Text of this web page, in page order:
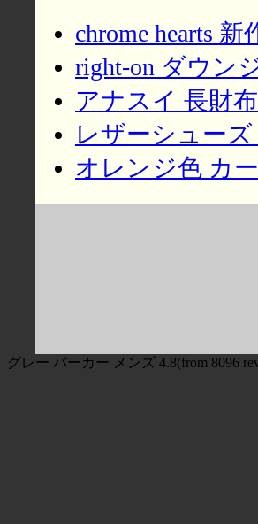
chrome hearts 新
right-on ダウン
アナスイ 長財
レザーシュー
オレンジ色 カ
グレー パーカー メンズ 4.8(from 8096